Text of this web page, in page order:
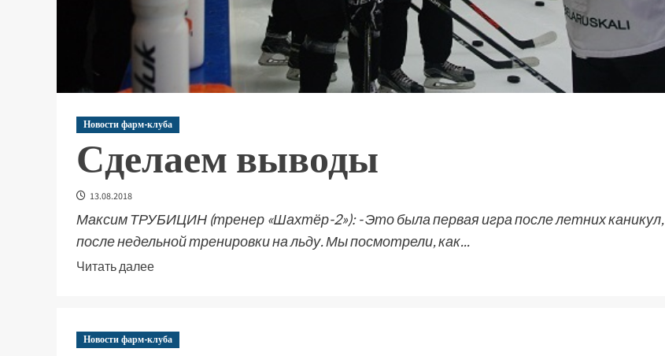
Новости фарм-клуба
Сделаем выводы
13.08.2018
Максим ТРУБИЦИН (тренер «Шахтёр-2»): - Это была первая игра после летних каникул,
после недельной тренировки на льду. Мы посмотрели, как...
Читать далее
Новости фарм-клуба